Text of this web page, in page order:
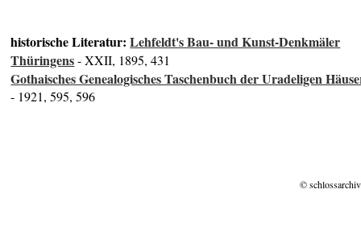
historische Literatur:Lehfeldt's Bau- und Kunst-Denkmäler
Thüringens- XXII, 1895, 431
Gothaisches Genealogisches Taschenbuch der Uradeligen
- 1921, 595, 596
©